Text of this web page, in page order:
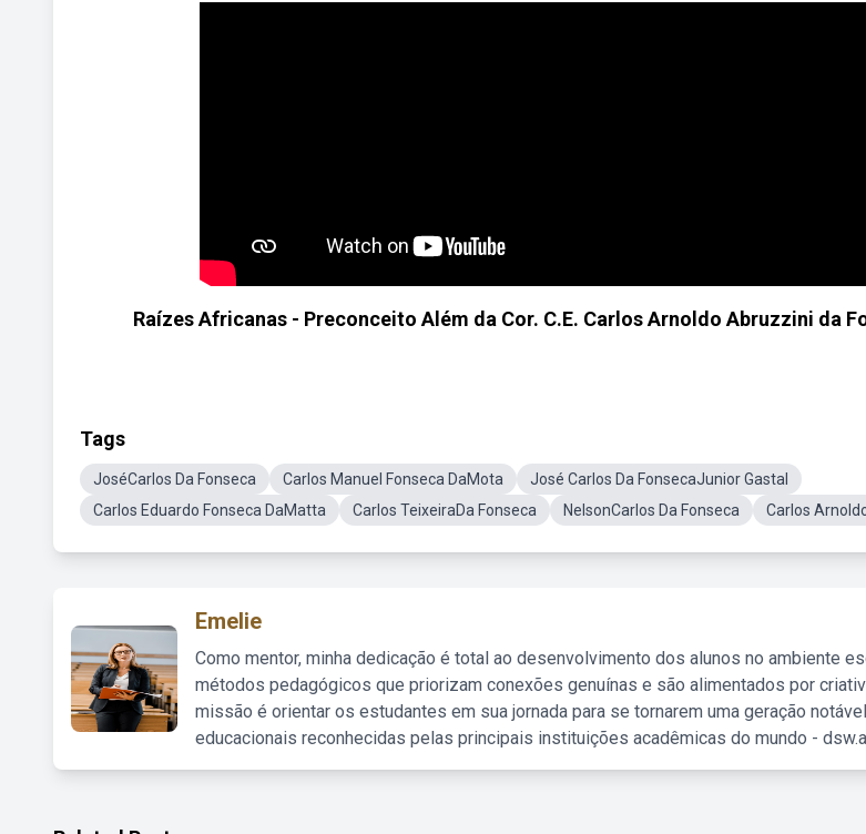
Raízes Africanas - Preconceito Além da Cor. C.E. Carlos Arnoldo Abruzzini da
Tags
JoséCarlos Da Fonseca Carlos Manuel Fonseca DaMota
José Carlos Da FonsecaJunior Gastal
Carlos Eduardo Fonseca DaMatta
Carlos TeixeiraDa Fonseca NelsonCarlos Da Fonseca Carlos
Emelie
Como mentor, minha dedicação é total ao desenvolvimento dos alunos no ambiente
métodos pedagógicos que priorizam conexões genuínas e são alimentados por
missão é orientar os estudantes em sua jornada para se tornarem uma geração
educacionais reconhecidas pelas principais instituições acadêmicas do mundo -